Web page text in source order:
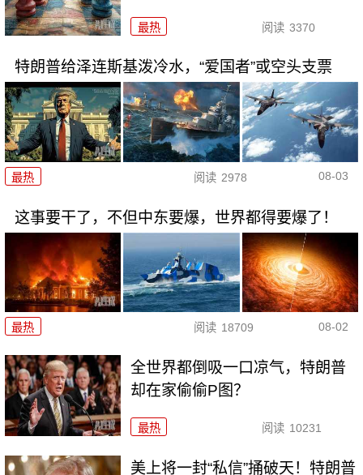
最热 阅读 3370
特朗普给泽连斯基泼冷水，“爱国者”或空头支票
最热 阅读 2978 08-03
这事要干了，不但中东要爆，世界都得要爆了！
最热 阅读 18709 08-02
全世界都倒吸一口凉气，特朗普
却在家偷偷P图？
最热 阅读 10231
美上将一封“私信”捅破天！特朗普